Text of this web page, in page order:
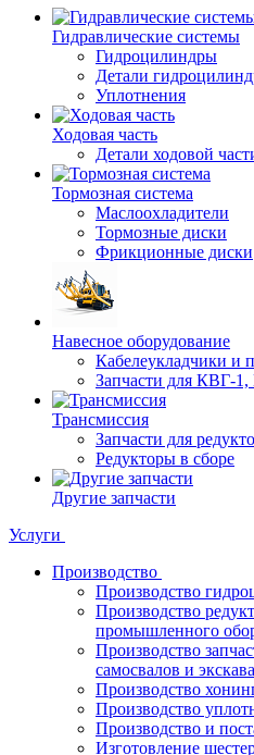
Гидравлические системы
Гидроцилиндры
Детали
Уплотнения
Ходовая часть
Детали ходовой
Тормозная система
Маслоохладители
Тормозные диски
Фрикционные диски
Навесное оборудование
Кабелеукладчики и
Запчасти для КВГ-
Трансмиссия
Запчасти для
Редукторы в сборе
Другие запчасти
Услуги
Производство
Производство
Производство
промышленного
Производство
самосвалов и
Производство
Производство
Производство и
Изготовление